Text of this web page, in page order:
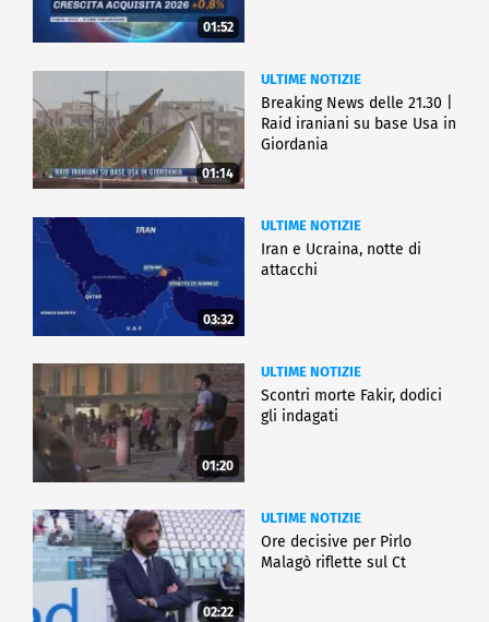
01:52
01:14
ULTIME NOTIZIE
Breaking News delle 21.30 |
Raid iraniani su base Usa in
Giordania
03:32
ULTIME NOTIZIE
Iran e Ucraina, notte di
attacchi
01:20
ULTIME NOTIZIE
Scontri morte Fakir, dodici
gli indagati
02:22
ULTIME NOTIZIE
Ore decisive per Pirlo
Malagò riflette sul Ct